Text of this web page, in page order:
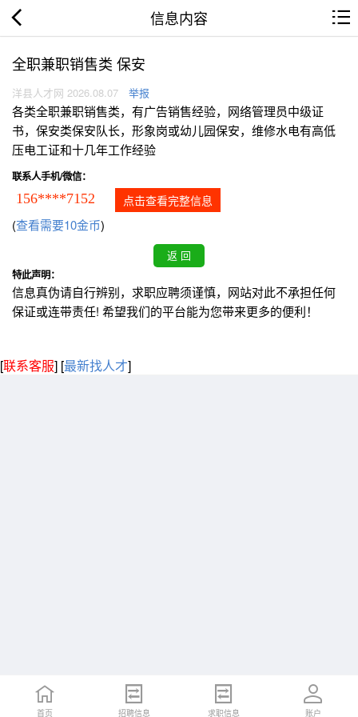
信息内容
全职兼职销售类 保安
洋县人才网 2026.08.07 举报
各类全职兼职销售类，有广告销售经验，网络管理员中级证
书，保安类保安队长，形象岗或幼儿园保安，维修水电有高低
压电工证和十几年工作经验
联系人手机/微信：
156****7152 点击查看完整信息
(查看需要10金币)
特此声明：
信息真伪请自行辨别，求职应聘须谨慎，网站对此不承担任何
保证或连带责任! 希望我们的平台能为您带来更多的便利！
[联系客服] [最新找人才]
首页 招聘信息 求职信息 账户